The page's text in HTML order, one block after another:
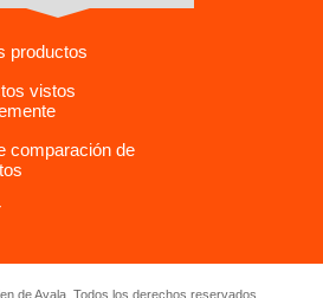
productos
vistos
comparación de
de Ayala. Todos los derechos reservados.